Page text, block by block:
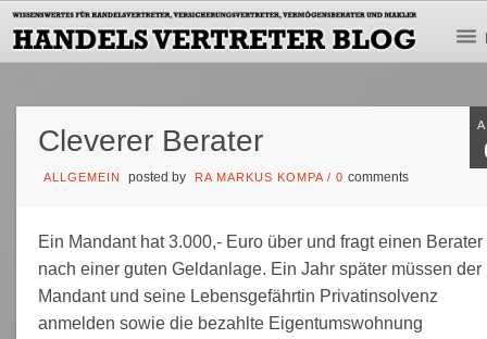
Cleverer Berater
ALLGEMEIN posted by RA MARKUS KOMPA /0comments
Ein Mandant hat 3.000,- Euro über und fragt einen Berater
nach einer guten Geldanlage. Ein Jahr später müssen der
Mandant und seine Lebensgefährtin Privatinsolvenz
anmelden sowie die bezahlte Eigentumswohnung